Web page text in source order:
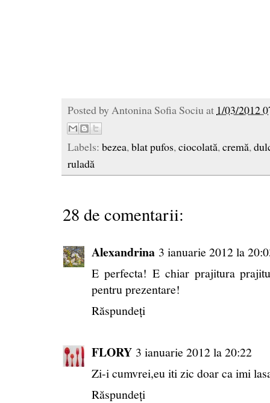
Posted by Antonina Sofia Sociu at 1/03/2012
Labels: bezea,blat pufos,ciocolată,cremă,
ruladă
28 de comentarii:
Alexandrina 3 ianuarie 2012 la
E perfecta! E chiar prajitura
pentru prezentare!
Răspundeți
FLORY 3 ianuarie 2012 la 20:22
Zi-i cumvrei,eu iti zic doar ca imi
Răspundeți